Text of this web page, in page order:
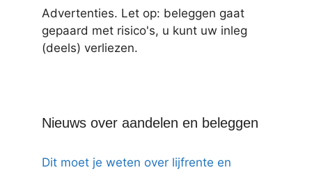
Advertenties. Let op: beleggen gaat
gepaard met risico's, u kunt uw inleg
(deels) verliezen.
Nieuws over aandelen en beleggen
Dit moet je weten over lijfrente en